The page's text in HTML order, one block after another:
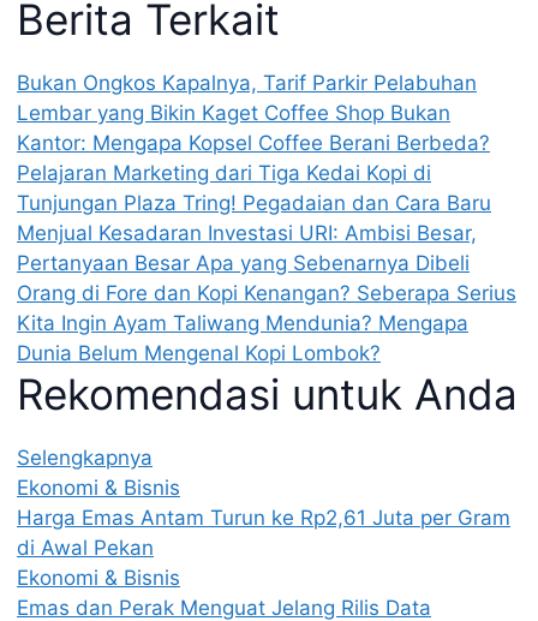
Berita Terkait
Bukan Ongkos Kapalnya, Tarif Parkir Pelabuhan
Lembar yang Bikin Kaget Coffee Shop Bukan
Kantor: Mengapa Kopsel Coffee Berani Berbeda?
Pelajaran Marketing dari Tiga Kedai Kopi di
Tunjungan Plaza Tring! Pegadaian dan Cara Baru
Menjual Kesadaran Investasi URI: Ambisi Besar,
Pertanyaan Besar Apa yang Sebenarnya Dibeli
Orang di Fore dan Kopi Kenangan? Seberapa Serius
Kita Ingin Ayam Taliwang Mendunia? Mengapa
Dunia Belum Mengenal Kopi Lombok?
Rekomendasi untuk Anda
Selengkapnya
Ekonomi & Bisnis
Harga Emas Antam Turun ke Rp2,61 Juta per Gram
di Awal Pekan
Ekonomi & Bisnis
Emas dan Perak Menguat Jelang Rilis Data